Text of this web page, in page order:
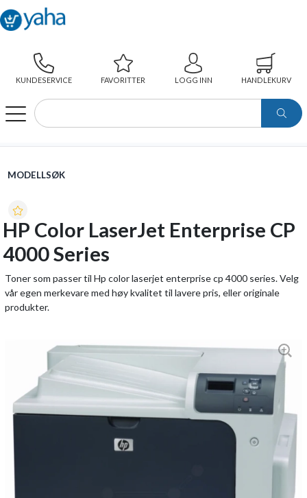
KUNDESERVICE FAVORITTER LOGG INN HANDLEKURV
WEBSHOP
MODELLSØK
HP Color LaserJet Enterprise CP
4000 Series
Toner som passer til Hp color laserjet enterprise cp 4000 series. Velg
vår egen merkevare med høy kvalitet til lavere pris, eller originale
produkter.